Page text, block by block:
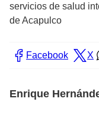
servicios de salud
de Acapulco
Facebook X
Enrique